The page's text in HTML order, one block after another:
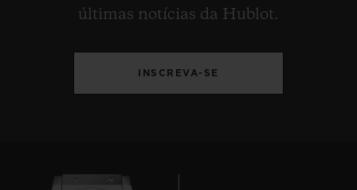
últimas notícias da Hublot.
INSCREVA-SE